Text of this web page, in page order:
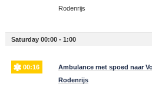
Rodenrijs
Saturday 00:00 - 1:00
00:16
Ambulance met spoed naar
Rodenrijs